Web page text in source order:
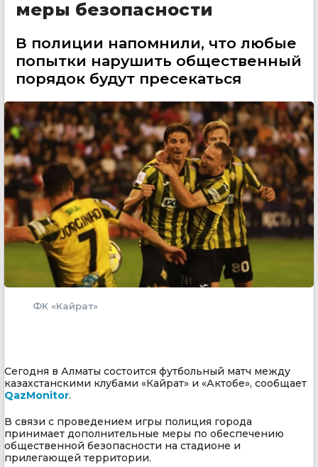
меры безопасности
В полиции напомнили, что любые
попытки нарушить общественный
порядок будут пресекаться
ФК «Кайрат»
Сегодня в Алматы состоится футбольный матч между
казахстанскими клубами «Кайрат» и «Актобе», сообщает
QazMonitor.
В связи с проведением игры полиция города
принимает дополнительные меры по обеспечению
общественной безопасности на стадионе и
прилегающей территории.